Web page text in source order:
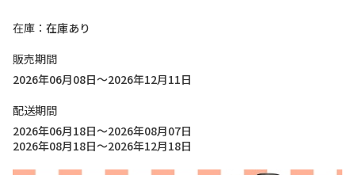
在庫
在庫あり
販売期間
2026年06月08日～2026年12月11日
配送期間
2026年06月18日～2026年08月07日
2026年08月18日～2026年12月18日